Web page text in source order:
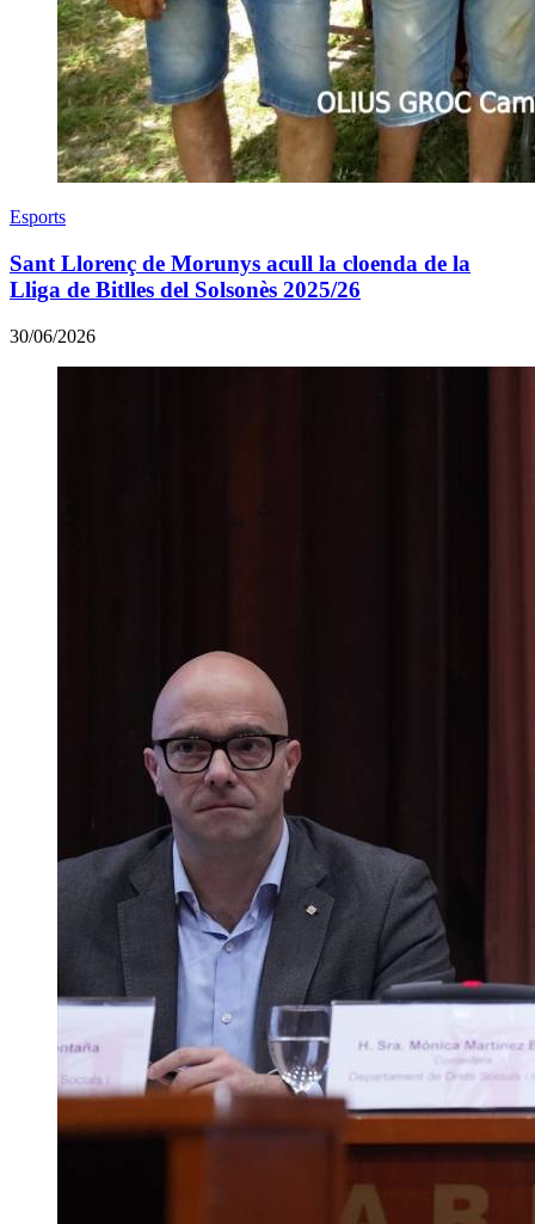
Esports
Sant Llorenç de Morunys acull la cloenda de la
Lliga de Bitlles del Solsonès 2025/26
30/06/2026